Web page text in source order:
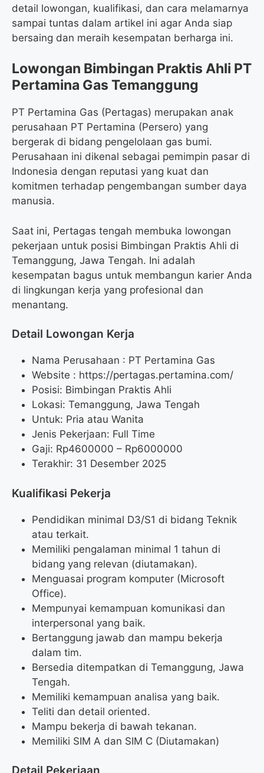
detail lowongan, kualifikasi, dan cara melamarnya
sampai tuntas dalam artikel ini agar Anda siap
bersaing dan meraih kesempatan berharga ini.
Lowongan Bimbingan Praktis Ahli PT
Pertamina Gas Temanggung
PT Pertamina Gas (Pertagas) merupakan anak
perusahaan PT Pertamina (Persero) yang
bergerak di bidang pengelolaan gas bumi.
Perusahaan ini dikenal sebagai pemimpin pasar di
Indonesia dengan reputasi yang kuat dan
komitmen terhadap pengembangan sumber daya
manusia.
Saat ini, Pertagas tengah membuka lowongan
pekerjaan untuk posisi Bimbingan Praktis Ahli di
Temanggung, Jawa Tengah. Ini adalah
kesempatan bagus untuk membangun karier Anda
di lingkungan kerja yang profesional dan
menantang.
Detail Lowongan Kerja
Nama Perusahaan : PT Pertamina Gas
Website : https://pertagas.pertamina.com/
Posisi: Bimbingan Praktis Ahli
Lokasi: Temanggung, Jawa Tengah
Untuk: Pria atau Wanita
Jenis Pekerjaan: Full Time
Gaji: Rp4600000 – Rp6000000
Terakhir: 31 Desember 2025
Kualifikasi Pekerja
Pendidikan minimal D3/S1 di bidang Teknik
atau terkait.
Memiliki pengalaman minimal 1 tahun di
bidang yang relevan (diutamakan).
Menguasai program komputer (Microsoft
Office).
Mempunyai kemampuan komunikasi dan
interpersonal yang baik.
Bertanggung jawab dan mampu bekerja
dalam tim.
Bersedia ditempatkan di Temanggung, Jawa
Tengah.
Memiliki kemampuan analisa yang baik.
Teliti dan detail oriented.
Mampu bekerja di bawah tekanan.
Memiliki SIM A dan SIM C (Diutamakan)